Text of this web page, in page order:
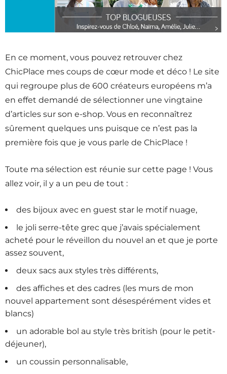
En ce moment, vous pouvez retrouver chez
ChicPlace mes coups de cœur mode et déco ! Le site
qui regroupe plus de 600 créateurs européens m’a
en effet demandé de sélectionner une vingtaine
d’articles sur son e-shop. Vous en reconnaîtrez
sûrement quelques uns puisque ce n’est pas la
première fois que je vous parle de ChicPlace !
Toute ma sélection est réunie sur cette page ! Vous
allez voir, il y a un peu de tout :
des bijoux avec en guest star le motif nuage,
le joli serre-tête grec que j’avais spécialement
acheté pour le réveillon du nouvel an et que je porte
assez souvent,
deux sacs aux styles très différents,
des affiches et des cadres (les murs de mon
nouvel appartement sont désespérément vides et
blancs)
un adorable bol au style très british (pour le petit-
déjeuner),
un coussin personnalisable,